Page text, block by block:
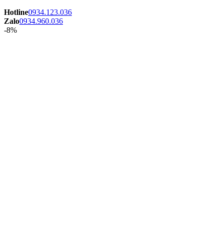
Hotline0934.123.036
Zalo0934.960.036
-8%